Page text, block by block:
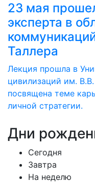
23 мая
эксперта в
Таллера
Лекция прошла в
цивилизаций им.
посвящена теме
личной стратегии.
Дни
Сегодня
Завтра
На неделю